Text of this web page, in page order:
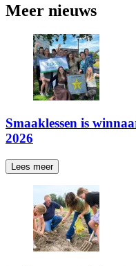
Meer nieuws
Smaaklessen is
2026
Lees meer